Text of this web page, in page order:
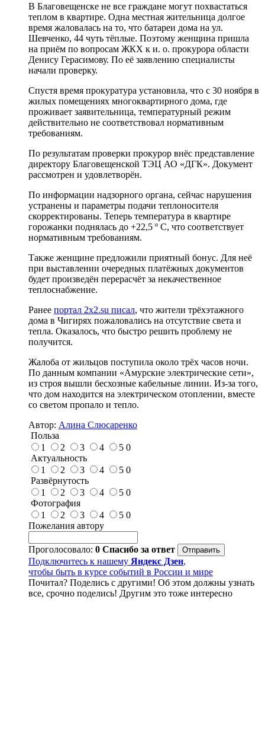
В Благовещенске не все граждане могут похвастаться
теплом в квартире. Одна местная жительница долгое
время жаловалась на то, что батареи дома на ул.
Шевченко, 44 чуть тёплые. Поэтому женщина пришла
на приём по вопросам ЖКХ к и. о. прокурора области
Денису Герасимову. По её заявлению специалисты
начали проверку.
Спустя время прокуратура установила, что с 30 ноября в
жилых помещениях многоквартирного дома, где
проживает заявительница, температурный режим
действительно не соответствовал нормативным
требованиям.
По результатам проверки прокурор внёс представление
директору Благовещенской ТЭЦ АО «ДГК». Документ
рассмотрен и удовлетворён.
По информации надзорного органа, сейчас нарушения
устранены и параметры подачи теплоносителя
скорректированы. Теперь температура в квартире
горожанки поднялась до +22,5 º С, что соответствует
нормативным требованиям.
Также женщине предложили приятный бонус. Для неё
при выставлении очередных платёжных документов
будет произведён перерасчёт за некачественное
теплоснабжение.
Ранее портал 2x2.su писал, что жители трёхэтажного
дома в Чигирях пожаловались на отсутствие света и
тепла. Оказалось, что быстро решить проблему не
получится.
Жалоба от жильцов поступила около трёх часов ночи.
По данным компании «Амурские электрические сети»,
из строя вышли бесхозные кабельные линии. Из-за того,
что дом находится на электрическом отоплении, вместе
со светом пропало и тепло.
Автор: Алина Слюсаренко
Польза
1
2 3 4 5 0
Актуальность
1
2 3 4 5 0
Развёрнутость
1
2 3 4 5 0
Фотография
1
2 3 4 5 0
Пожелания автору
Проголосовало: 0 Спасибо за ответ
Подключитесь к нашему Яндекс Дзен,
чтобы быть в курсе событий в России и мире
Почитал? Поделись с другими! Об этом должны узнать
все, срочно поделись! Другим это тоже интересно